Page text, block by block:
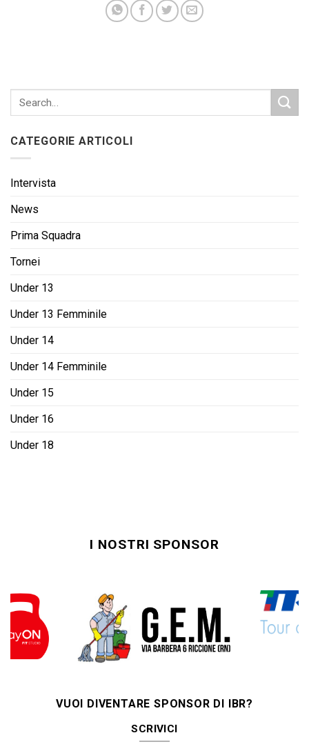
CATEGORIE ARTICOLI
Intervista
News
Prima Squadra
Tornei
Under 13
Under 13 Femminile
Under 14
Under 14 Femminile
Under 15
Under 16
Under 18
I NOSTRI SPONSOR
VUOI DIVENTARE SPONSOR DI IBR?
SCRIVICI